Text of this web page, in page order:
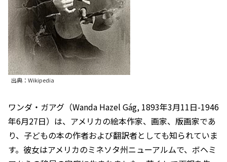
出典：Wikipedia
ワンダ・ガアグ（Wanda Hazel Gág, 1893年3月11日-1946
年6月27日）は、アメリカの絵本作家、画家、版画家であ
り、子どもの本の作者および翻訳者としても知られていま
す。彼女はアメリカのミネソタ州ニューアルムで、ボヘミ